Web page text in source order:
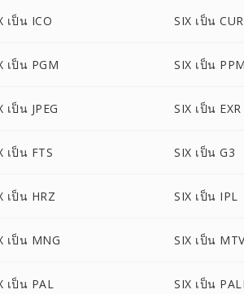
เป็น ICO SIX เป็น CUR
เป็น PGM SIX เป็น
เป็น JPEG SIX เป็น EXR
เป็น FTS SIX เป็น G3
เป็น HRZ SIX เป็น IPL
เป็น MNG SIX เป็น
เป็น PAL SIX เป็น